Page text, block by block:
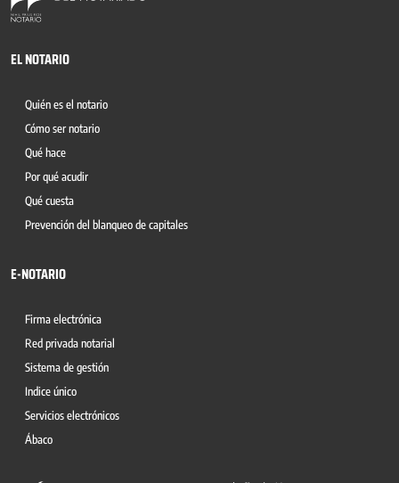
EL NOTARIO
Quién es el notario
Cómo ser notario
Qué hace
Por qué acudir
Qué cuesta
Prevención del blanqueo de capitales
E-NOTARIO
Firma electrónica
Red privada notarial
Sistema de gestión
Indice único
Servicios electrónicos
Ábaco